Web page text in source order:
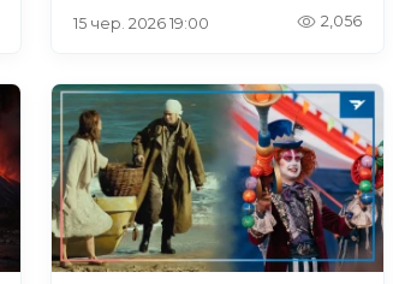
15 чер. 2026 19:00 2,056